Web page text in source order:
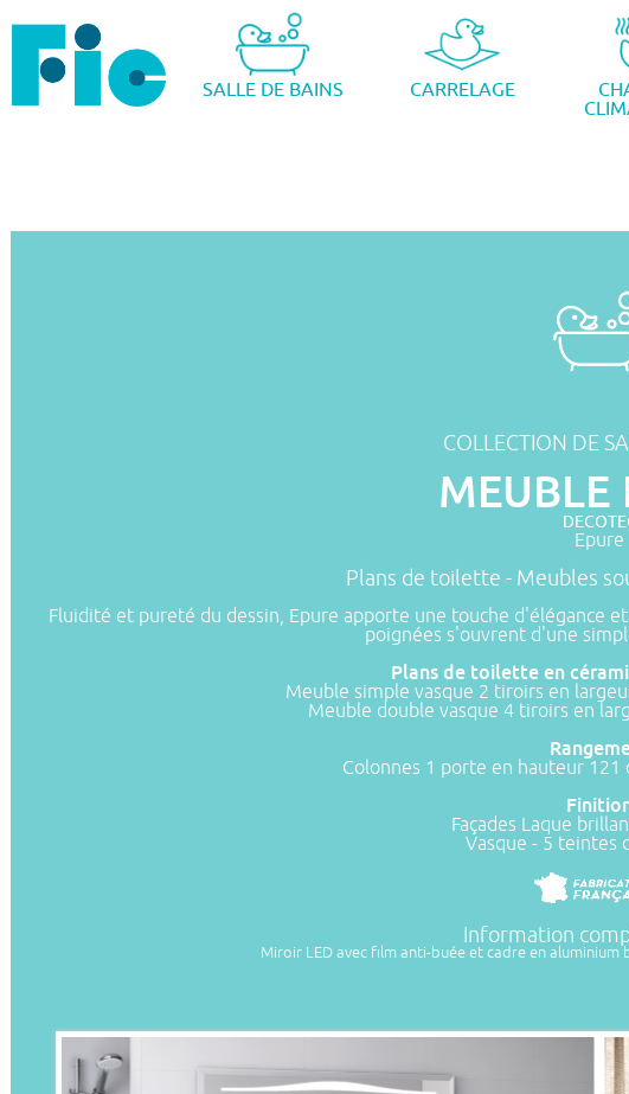
SALLE DE BAINS CARRELAGE
COLLECTION DE
MEUBLE
Epure
Plans de toilette - Meubles
Fluidité et pureté du dessin, Epure apporte une touche d'élégance
poignées s'ouvrent d'une
Plans de toilette en
Meuble simple vasque 2 tiroirs en
Meuble double vasque 4 tiroirs en
Colonnes 1 porte en hauteur
Façades Laque
Vasque - 5 teintes
Information
Miroir LED avec film anti-buée et cadre en